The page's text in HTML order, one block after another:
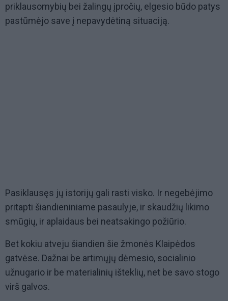
priklausomybių bei žalingų įpročių, elgesio būdo patys
pastūmėjo save į nepavydėtiną situaciją.
Pasiklausęs jų istorijų gali rasti visko. Ir negebėjimo
pritapti šiandieniniame pasaulyje, ir skaudžių likimo
smūgių, ir aplaidaus bei neatsakingo požiūrio.
Bet kokiu atveju šiandien šie žmonės Klaipėdos
gatvėse. Dažnai be artimųjų dėmesio, socialinio
užnugario ir be materialinių išteklių, net be savo stogo
virš galvos.